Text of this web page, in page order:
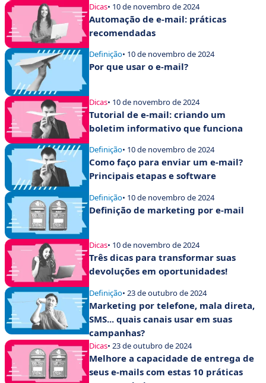
Dicas• 10 de novembro de 2024
Automação de e-mail: práticas
recomendadas
Definição• 10 de novembro de 2024
Por que usar o e-mail?
Dicas• 10 de novembro de 2024
Tutorial de e-mail: criando um
boletim informativo que funciona
Definição• 10 de novembro de 2024
Como faço para enviar um e-mail?
Principais etapas e software
Definição• 10 de novembro de 2024
Definição de marketing por e-mail
Dicas• 10 de novembro de 2024
Três dicas para transformar suas
devoluções em oportunidades!
Definição• 23 de outubro de 2024
Marketing por telefone, mala direta,
SMS... quais canais usar em suas
campanhas?
Dicas• 23 de outubro de 2024
Melhore a capacidade de entrega de
seus e-mails com estas 10 práticas